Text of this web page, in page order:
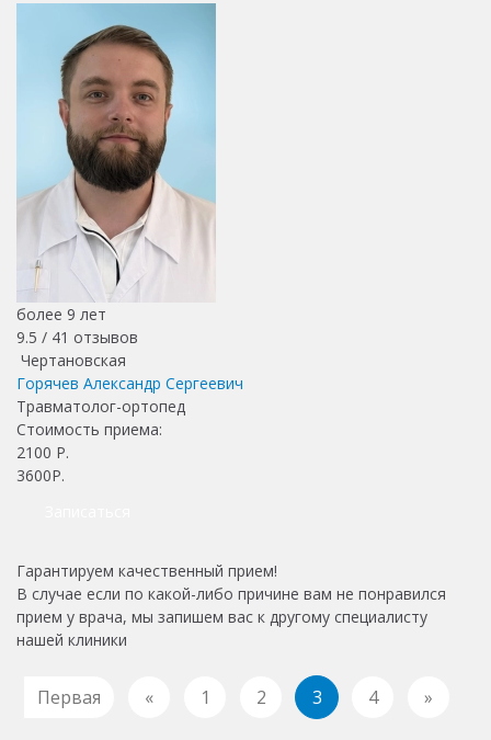
более 9 лет
9.5 / 41 отзывов
Чертановская
Горячев Александр Сергеевич
Травматолог-ортопед
Стоимость приема:
2100 Р.
3600Р.
Гарантируем качественный прием!
В случае если по какой-либо причине вам не понравился
прием у врача, мы запишем вас к другому специалисту
нашей клиники
Первая « 1 2 3 4 »